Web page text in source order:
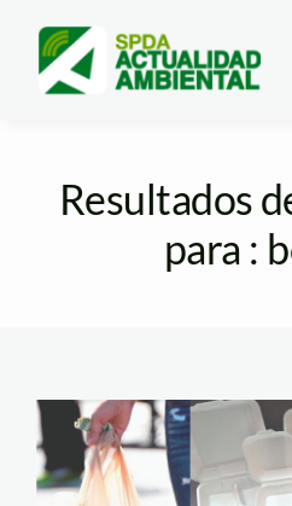
content
Resultados
para :
bolsas-